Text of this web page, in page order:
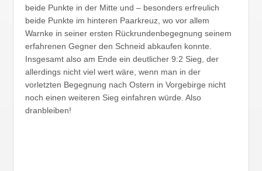
beide Punkte in der Mitte und – besonders erfreulich
beide Punkte im hinteren Paarkreuz, wo vor allem
Warnke in seiner ersten Rückrundenbegegnung seinem
erfahrenen Gegner den Schneid abkaufen konnte.
Insgesamt also am Ende ein deutlicher 9:2 Sieg, der
allerdings nicht viel wert wäre, wenn man in der
vorletzten Begegnung nach Ostern in Vorgebirge nicht
noch einen weiteren Sieg einfahren würde. Also
dranbleiben!